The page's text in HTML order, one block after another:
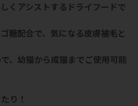
くアシストするドライフードで
糖配合で、気になる皮膚被毛と
、幼猫から成猫までご使用可能
り！